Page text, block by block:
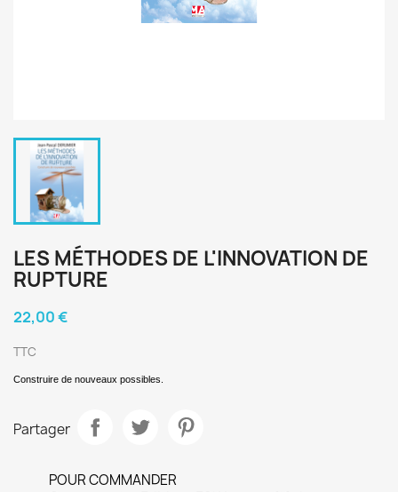
LES MÉTHODES DE L'INNOVATION DE
RUPTURE
22,00 €
TTC
Construire de nouveaux possibles.
Partager
POUR COMMANDER